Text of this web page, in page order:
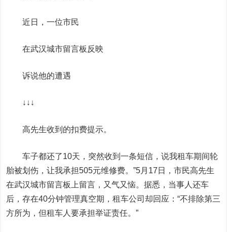
近日，一位市民
在武汉城市留言板 反映
诉说他的遭遇
↓↓↓
高先生收到的扣费提示。
车子都还了10天，突然收到一条短信，说我租车期间轮
胎被划伤，让我承担505元维修费。”5月17日，市民高先生
在武汉城市留言板上留言，又气又恼。据悉，当事人还车
后，存在40分钟管理真空期，租车公司却回应：“不排除第三
方所为，但租车人要承担举证责任。”